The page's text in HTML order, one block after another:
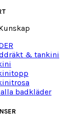
& tankini
alla badkläder